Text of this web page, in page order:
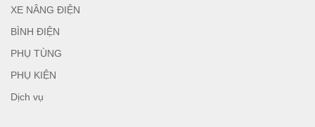
XE NÂNG ĐIỆN
BÌNH ĐIỆN
PHỤ TÙNG
PHỤ KIỆN
Dịch vụ